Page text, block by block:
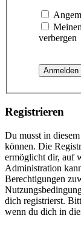
verbergen
Registrieren
Du musst in
können. Die
ermöglicht dir, auf
Administration
Berechtigungen
dich registrierst.
wenn du dich in